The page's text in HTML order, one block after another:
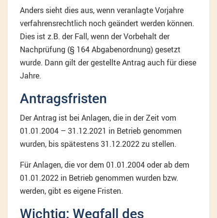
Anders sieht dies aus, wenn veranlagte Vorjahre
verfahrensrechtlich noch geändert werden können.
Dies ist z.B. der Fall, wenn der Vorbehalt der
Nachprüfung (§ 164 Abgabenordnung) gesetzt
wurde. Dann gilt der gestellte Antrag auch für diese
Jahre.
Antragsfristen
Der Antrag ist bei Anlagen, die in der Zeit vom
01.01.2004 – 31.12.2021 in Betrieb genommen
wurden, bis spätestens 31.12.2022 zu stellen.
Für Anlagen, die vor dem 01.01.2004 oder ab dem
01.01.2022 in Betrieb genommen wurden bzw.
werden, gibt es eigene Fristen.
Wichtig: Wegfall des